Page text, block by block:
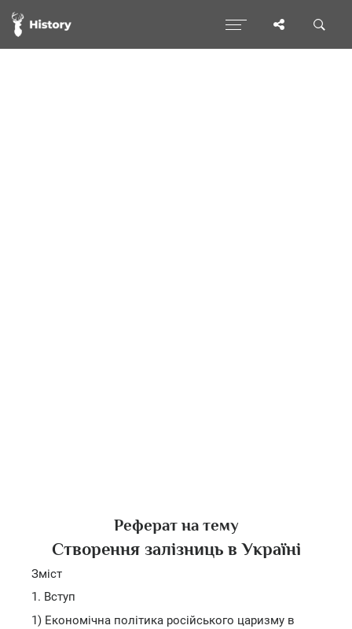
Реферат на тему
Створення залізниць в Україні
Зміст
1. Вступ
1) Економічна політика російського царизму в